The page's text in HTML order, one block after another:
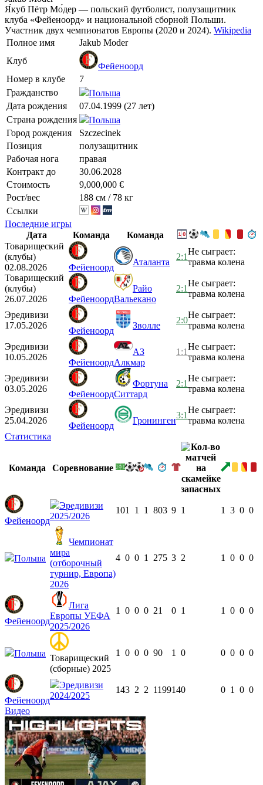
Я́куб Пётр Мо́дер — польский футболист, полузащитник
клуба «Фейеноорд» и национальной сборной Польши.
Участник двух чемпионатов Европы (2020 и 2024). Wikipedia
Полное имя
Jakub Moder
Клуб
Фейеноорд
Номер в клубе
7
Гражданство
Польша
Дата рождения
07.04.1999 (27 лет)
Страна рождения
Польша
Город рождения
Szczecinek
Позиция
полузащитник
Рабочая нога
правая
Контракт до
30.06.2028
Стоимость
9,000,000 €
Рост/вес
188 см / 78 кг
Ссылки
Последние игры
Дата
Команда
Команда
Товарищеский
(клубы)
02.08.2026
Фейеноорд
Аталанта
2:1
Не сыграет:
травма колена
Товарищеский
(клубы)
26.07.2026
Фейеноорд
Райо
Вальекано
2:1
Не сыграет:
травма колена
Эредивизи
17.05.2026
Фейеноорд
Зволле
2:0
Не сыграет:
травма колена
Эредивизи
10.05.2026
Фейеноорд
АЗ
Алкмар
1:1
Не сыграет:
травма колена
Эредивизи
03.05.2026
Фейеноорд
Фортуна
Ситтард
2:1
Не сыграет:
травма колена
Эредивизи
25.04.2026
Фейеноорд
Гронинген
3:1
Не сыграет:
травма колена
Статистика
Команда Соревнование
Фейеноорд
Эредивизи
2025/2026
101 1 1 803 9 1 1 3 0 0
Польша
Чемпионат
мира
(отборочный
турнир, Европа)
2026
4 0 0 1 275 3 2 1 0 0 0
Фейеноорд
Лига
Европы УЕФА
2025/2026
1 0 0 0 21 0 1 1 0 0 0
Польша Товарищеский
(сборные) 2025
1 0 0 0 90 1 0 0 0 0 0
Фейеноорд
Эредивизи
2024/2025
143 2 2 1199140 0 1 0 0
Видео